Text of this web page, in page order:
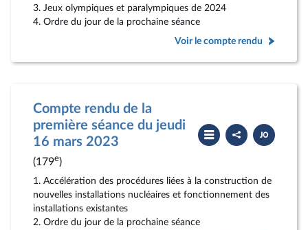
3. Jeux olympiques et paralympiques de 2024
4. Ordre du jour de la prochaine séance
Voir le compte rendu
Compte rendu de la
première séance du jeudi
16 mars 2023
(179e)
Partager
le
compte
Télécharger
le
PDF
1. Accélération des procédures liées à la construction de
nouvelles installations nucléaires et fonctionnement des
installations existantes
2. Ordre du jour de la prochaine séance